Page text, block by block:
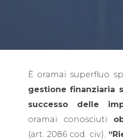
È oramai superfluo
gestione finanziaria
successo delle
oramai conosciuti
(art. 2086 cod. civ.).